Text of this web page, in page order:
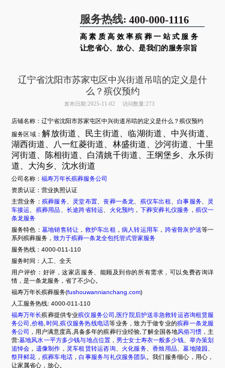
服务热线: 400-000-1116
高素质高效率殡葬一站式服务
让您省心、放心、是我们的服务宗旨
辽宁省沈阳市苏家屯区中兴街道吊唁的定义是什
么？殡仪预约
发布日期:2025-11-02 访问数量:273
店铺名称：辽宁省沈阳市苏家屯区中兴街道吊唁的定义是什么？殡仪预约
服务区域：解放街道、民主街道、临湖街道、中兴街道、
湖西街道、八一红菱街道、林盛街道、沙河街道、十里
河街道、陈相街道、白清姚千街道、王纲堡乡、永乐街
道、大沟乡、沈水街道
公司名称： 福寿万年长殡葬服务公司
资质认证：营业执照认证
主营业务： 殡葬服务、 灵堂布置 、丧葬一条龙 殡仪车出租 、白事服务
灵
车接运
殡葬用品 长途跨省转运 火化预约 ， 下葬安葬礼仪服务 ， 殡仪一
条龙服务
服务特色： 墓地销售转让 ， 救护车出租 ， 病人转运用车 ， 跨省骨灰护送等一
系列殡葬服务， 致力于殡葬一条龙全包托管式管家服务
服务热线：4000-011-110
服务时间：人工、全天
用户评价：好评，这家店服务、能顾及到你的所有需求，可以免费咨询详
情，是一条龙服务，省了不少心。
福寿万年长殡葬服务(fushouwannianchang.com)
人工服务热线: 4000-011-110
福寿万年长殡葬提供专业殡仪服务公司 医疗院后护送非急救转运咨询租赁服
务公司 价格 时间 殡仪服务热线电话等业务，致力于做专业的殡葬一条龙服
务公司
，用户满意度高,具备多年的殡葬行业经验,了解全国各地风俗习惯 ，主
营:墓地风水一平方多少钱与地点位置 ， 男士女士寿衣一般多少钱、 举办策划
追悼会 ， 遗像制作 ， 灵车租赁转运咨询、 火化服务、香烛用品 、墓地陵园
祭拜鲜花 ， 殡葬车电话 ，白事服务与礼仪服务团队
。我们服务细心，用心，
让家属省心，放心。